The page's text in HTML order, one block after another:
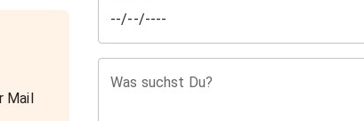
Mail
Was suchst Du?